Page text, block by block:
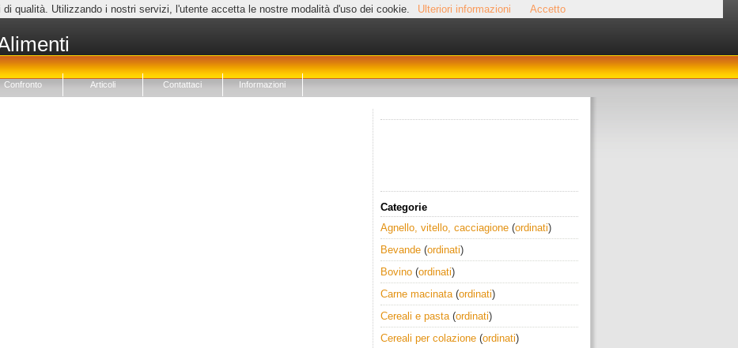
di qualità. Utilizzando i nostri servizi, l'utente accetta le nostre modalità d'uso dei cookie. Ulteriori informazioni Accetto
Confronto Articoli Contattaci Informazioni
Categorie
Agnello, vitello, cacciagione (ordinati)
Bevande (ordinati)
Bovino (ordinati)
Carne macinata(ordinati)
Cereali e pasta(ordinati)
Cereali per colazione (ordinati)